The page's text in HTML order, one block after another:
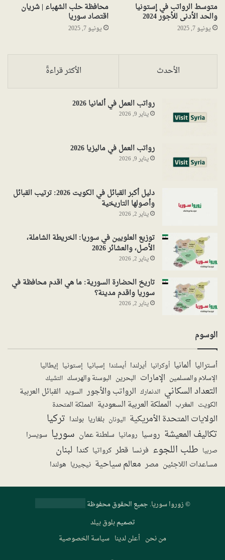
متوسط الرواتب في إستونيا
والحد الأدنى للأجور 2024
يونيو 7, 2025
محافظة حلب الشهباء | شريان
اقتصاد سوريا
يونيو 7, 2025
الأحدث الأكثر قراءةً
رواتب العمل في ألمانيا 2026
يناير 9, 2026
رواتب العمل في ماليزيا 2026
يناير 9, 2026
دليل أكبر القبائل في الكويت 2026: ترتيب القبائل
وأصولها التاريخية
يناير 2, 2026
توزيع العلويين في سوريا: الخريطة الشاملة،
الأصل، والعشائر 2026
يناير 2, 2026
تاريخ الحضارة السورية: ما هي اقدم محافظة في
سوريا واقدم مدينة؟
يناير 2, 2026
الوسوم
أستراليا ألمانيا أوكرانيا أيرلندا أيسلندا إسبانيا إستونيا إيطاليا
الإسلام والمسلمين الإمارات البحرين البوسنة والهرسك التشيك
التعداد السكاني الدنمارك الرواتب والأجور السويد القبائل العربية
الكويت المغرب المملكة العربية السعودية المملكة المتحدة
الولايات المتحدة الأمريكية اليونان بلغاريا بولندا تركيا
تكاليف المعيشة روسيا رومانيا سلطنة عمان سوريا سويسرا
صربيا طلب اللجوء فرنسا قطر كرواتيا كندا لبنان
مساعدات اللاجئين مصر معالم سياحية نيجيريا هولندا
©زوروا سوريا. جميع الحقوق محفوظة
تصميمبلوق بيلد
من نحن أعلن لدينا سياسة الخصوصية